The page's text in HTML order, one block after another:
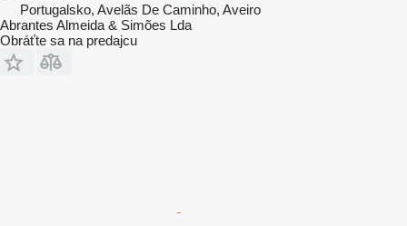
Portugalsko, Avelãs De Caminho, Aveiro
Abrantes Almeida & Simões Lda
Obráťte sa na predajcu